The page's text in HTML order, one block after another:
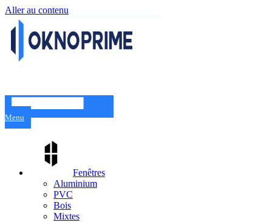
Aller au contenu
Menu
Fenêtres
Aluminium
PVC
Bois
Mixtes